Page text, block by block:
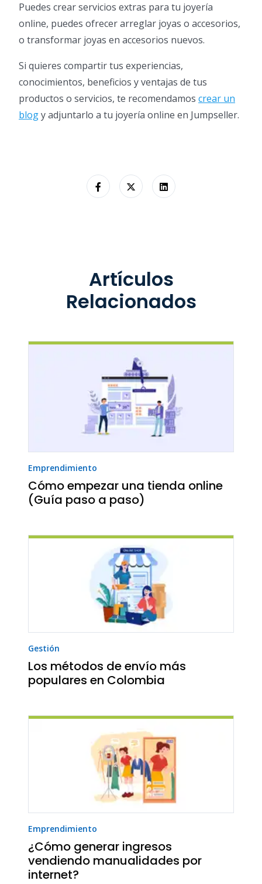
Puedes crear servicios extras para tu joyería
online, puedes ofrecer arreglar joyas o accesorios,
o transformar joyas en accesorios nuevos.
Si quieres compartir tus experiencias,
conocimientos, beneficios y ventajas de tus
productos o servicios, te recomendamos crear un
blogy adjuntarlo a tu joyería online en Jumpseller.
Artículos
Relacionados
Emprendimiento
Cómo empezar una tienda online
(Guía paso a paso)
Gestión
Los métodos de envío más
populares en Colombia
Emprendimiento
¿Cómo generar ingresos
vendiendo manualidades por
internet?